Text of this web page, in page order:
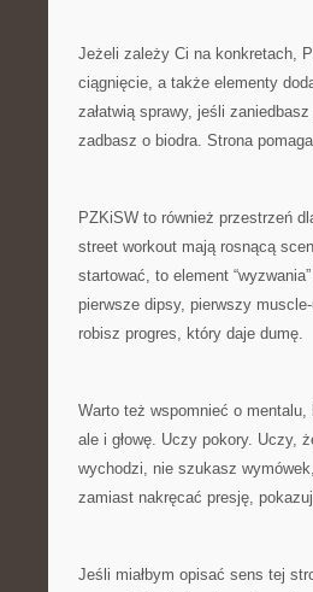
Jeżeli zależy Ci na konkretach,
ciągnięcie, a także elementy
załatwią sprawy, jeśli
zadbasz o biodra. Strona
PZKiSW to również przestrzeń
street workout mają rosnącą
startować, to element
pierwsze dipsy, pierwszy
robisz progres, który daje dumę.
Warto też wspomnieć o mentalu,
ale i głowę. Uczy pokory. Uczy,
wychodzi, nie szukasz
zamiast nakręcać presję,
Jeśli miałbym opisać sens tej